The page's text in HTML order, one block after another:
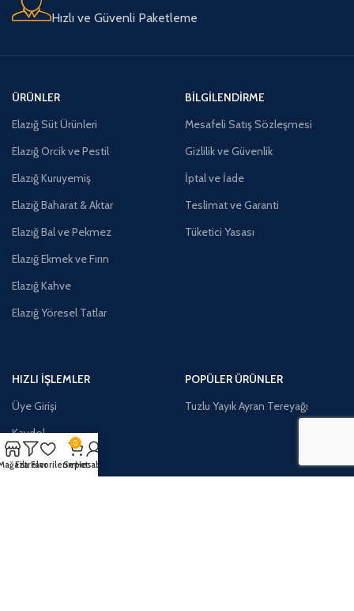
Hızlı ve Güvenli Paketleme
ÜRÜNLER
Elazığ Süt Ürünleri
Elazığ Orcik ve Pestil
Elazığ Kuruyemiş
Elazığ Baharat & Aktar
Elazığ Bal ve Pekmez
Elazığ Ekmek ve Fırın
Elazığ Kahve
Elazığ Yöresel Tatlar
BILGILENDIRME
Mesafeli Satış Sözleşmesi
Gizlilik ve Güvenlik
İptal ve İade
Teslimat ve Garanti
Tüketici Yasası
HIZLI İŞLEMLER
Üye Girişi
Kaydol
POPÜLER ÜRÜNLER
Tuzlu Yayık Ayran Tereyağı
FiltrelerFavorilerim
0
SepetHesabım